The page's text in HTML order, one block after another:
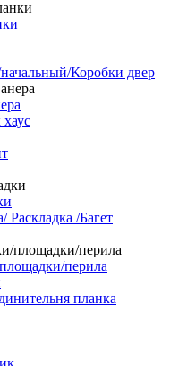
Коробки двер
Раскладка /Багет
перила
планка